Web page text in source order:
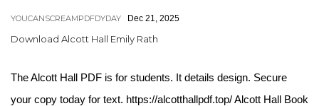
YOUCANSCREAMPDFDYDAY Dec 21, 2025
Download Alcott Hall Emily Rath
The Alcott Hall PDF is for students. It details design. Secure
your copy today for text. https://alcotthallpdf.top/ Alcott Hall Book